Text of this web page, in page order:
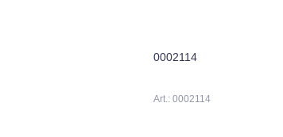
0002114
Art.: 0002114